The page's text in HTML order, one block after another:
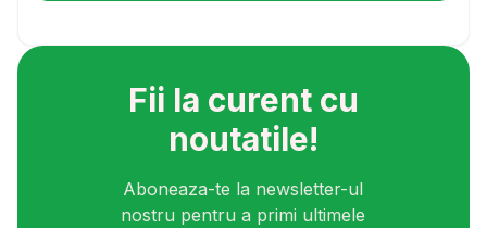
Fii la curent cu
noutatile!
Aboneaza-te la newsletter-ul
nostru pentru a primi ultimele